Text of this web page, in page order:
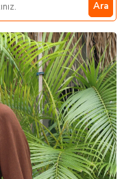
Ara